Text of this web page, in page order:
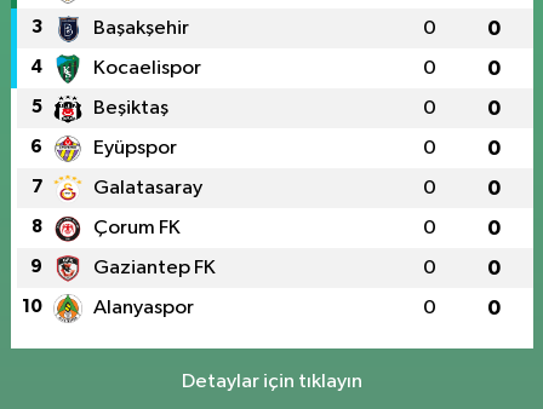
3 Başakşehir 0 0
4 Kocaelispor 0 0
5 Beşiktaş 0 0
6 Eyüpspor 0 0
7 Galatasaray 0 0
8 Çorum FK 0 0
9 Gaziantep FK 0 0
10 Alanyaspor 0 0
Detaylar için tıklayın